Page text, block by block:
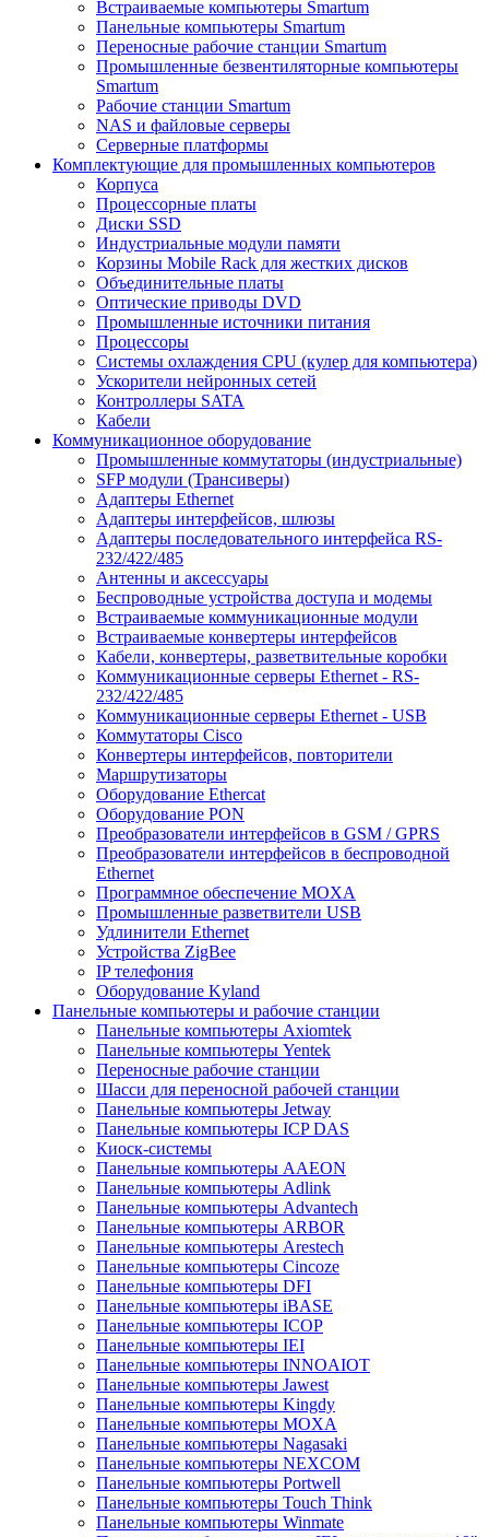
Встраиваемые компьютеры Smartum
Панельные компьютеры Smartum
Переносные рабочие станции Smartum
Промышленные безвентиляторные компьютеры
Smartum
Рабочие станции Smartum
NAS и файловые серверы
Серверные платформы
Комплектующие для промышленных компьютеров
Корпуса
Процессорные платы
Диски SSD
Индустриальные модули памяти
Корзины Mobile Rack для жестких дисков
Объединительные платы
Оптические приводы DVD
Промышленные источники питания
Процессоры
Системы охлаждения CPU (кулер для компьютера)
Ускорители нейронных сетей
Контроллеры SATA
Кабели
Коммуникационное оборудование
Промышленные коммутаторы (индустриальные)
SFP модули (Трансиверы)
Адаптеры Ethernet
Адаптеры интерфейсов, шлюзы
Адаптеры последовательного интерфейса RS-
232/422/485
Антенны и аксессуары
Беспроводные устройства доступа и модемы
Встраиваемые коммуникационные модули
Встраиваемые конвертеры интерфейсов
Кабели, конвертеры, разветвительные коробки
Коммуникационные серверы Ethernet - RS-
232/422/485
Коммуникационные серверы Ethernet - USB
Коммутаторы Cisco
Конвертеры интерфейсов, повторители
Маршрутизаторы
Оборудование Ethercat
Оборудование PON
Преобразователи интерфейсов в GSM / GPRS
Преобразователи интерфейсов в беспроводной
Ethernet
Программное обеспечение MOXA
Промышленные разветвители USB
Удлинители Ethernet
Устройства ZigBee
IP телефония
Оборудование Kyland
Панельные компьютеры и рабочие станции
Панельные компьютеры Axiomtek
Панельные компьютеры Yentek
Переносные рабочие станции
Шасси для переносной рабочей станции
Панельные компьютеры Jetway
Панельные компьютеры ICP DAS
Киоск-системы
Панельные компьютеры AAEON
Панельные компьютеры Adlink
Панельные компьютеры Advantech
Панельные компьютеры ARBOR
Панельные компьютеры Arestech
Панельные компьютеры Cincoze
Панельные компьютеры DFI
Панельные компьютеры iBASE
Панельные компьютеры ICOP
Панельные компьютеры IEI
Панельные компьютеры INNOAIOT
Панельные компьютеры Jawest
Панельные компьютеры Kingdy
Панельные компьютеры MOXA
Панельные компьютеры Nagasaki
Панельные компьютеры NEXCOM
Панельные компьютеры Portwell
Панельные компьютеры Touch Think
Панельные компьютеры Winmate